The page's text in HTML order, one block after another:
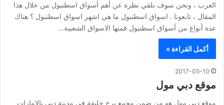
العرب ، ونحن سوف نلقي نظرة عن أهم أسواق اسطنبول من خلال هذا
المقال ، تابعونا . اسواق اسطنبول ما هي اشهر اسواق اسطنبول ؟ هناك
عدة أنواع من أسواق اسطنبول فمنها الاسواق الشعبية…
أكمل القراءة »
2017-05-10
موقع دبي مول
موقع دبي مول هو من ضمن مجمع برج خليفة في مدينة دبي بالامارات